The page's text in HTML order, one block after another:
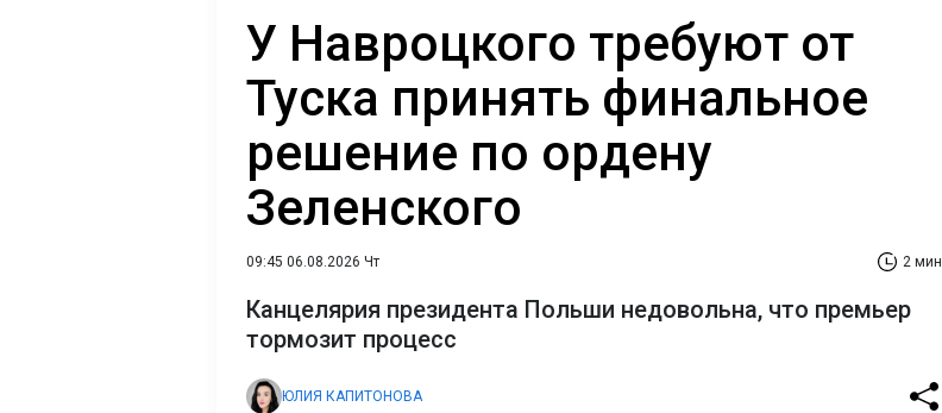
У Навроцкого требуют от
Туска принять финальное
решение по ордену
Зеленского
09:45 06.08.2026 Чт 2 мин
Канцелярия президента Польши недовольна, что премьер
тормозит процесс
ЮЛИЯ КАПИТОНОВА